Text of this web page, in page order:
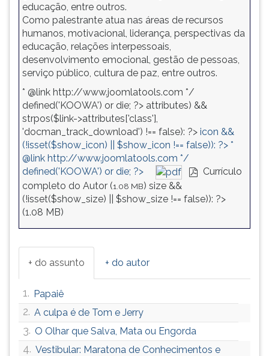
educação, entre outros.
Como palestrante atua nas áreas de recursos
humanos, motivacional, liderança, perspectivas da
educação, relações interpessoais,
desenvolvimento emocional, gestão de pessoas,
serviço público, cultura de paz, entre outros.
* @link http://www.joomlatools.com */
defined('KOOWA') or die; ?> attributes) &&
strpos($link->attributes['class'],
'docman_track_download') !== false): ?> icon &&
(!isset($show_icon) || $show_icon !== false)): ?> *
@link http://www.joomlatools.com */
defined('KOOWA') or die; ?>
Currículo
completo do Autor (1.08 MB) size &&
(!isset($show_size) || $show_size !== false)): ?>
(1.08 MB)
+ do assunto + do autor
1. Papaiê
2. A culpa é de Tom e Jerry
3. O Olhar que Salva, Mata ou Engorda
4. Vestibular: Maratona de Conhecimentos e